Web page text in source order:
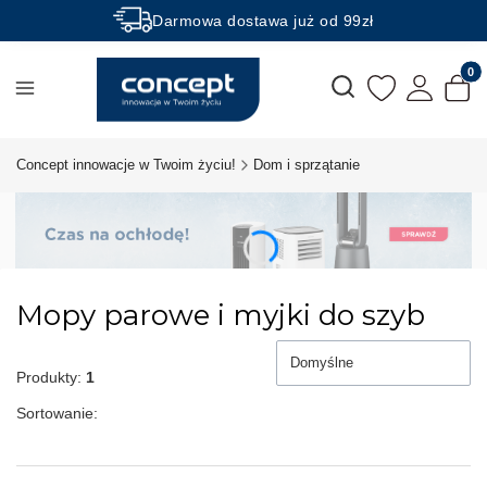
Darmowa dostawa już od 99zł
Rabaty -50% na wybrane produkty
Otwórz wyszukiwarkę
Concept innowacje w Twoim życiu! Dom i sprzątanie
Mopy parowe i myjki do szyb
Produkty: 1
Sortowanie:
Domyślne